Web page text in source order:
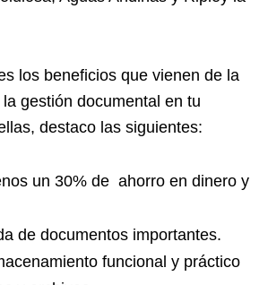
los beneficios que vienen de la
gestión documental en tu
destaco las siguientes:
un 30% de ahorro en dinero y
de documentos importantes.
funcional y práctico